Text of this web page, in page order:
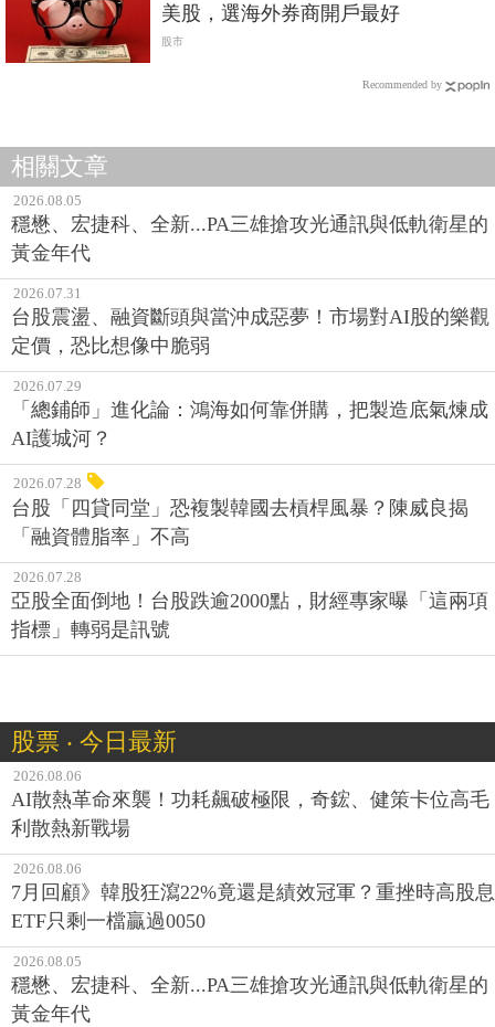
美股，選海外券商開戶最好
股市
Recommended by
相關文章
2026.08.05
穩懋、宏捷科、全新...PA三雄搶攻光通訊與低軌衛星的
黃金年代
2026.07.31
台股震盪、融資斷頭與當沖成惡夢！市場對AI股的樂觀
定價，恐比想像中脆弱
2026.07.29
「總鋪師」進化論：鴻海如何靠併購，把製造底氣煉成
AI護城河？
2026.07.28
台股「四貸同堂」恐複製韓國去槓桿風暴？陳威良揭
「融資體脂率」不高
2026.07.28
亞股全面倒地！台股跌逾2000點，財經專家曝「這兩項
指標」轉弱是訊號
股票 ‧ 今日最新
2026.08.06
AI散熱革命來襲！功耗飆破極限，奇鋐、健策卡位高毛
利散熱新戰場
2026.08.06
7月回顧》韓股狂瀉22%竟還是績效冠軍？重挫時高股息
ETF只剩一檔贏過0050
2026.08.05
穩懋、宏捷科、全新...PA三雄搶攻光通訊與低軌衛星的
黃金年代